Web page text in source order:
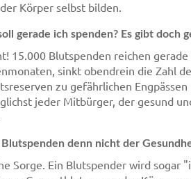
Körper selbst bilden.
gerade ich spenden? Es gibt doch
15.000 Blutspenden reichen
sinkt obendrein die Zahl
zu gefährlichen
jeder Mitbürger, der gesund
denn nicht der
Sorge. Ein Blutspender wird